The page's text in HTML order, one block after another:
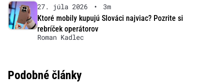
27. júla 2026 •
3m
Ktoré mobily kupujú Slováci najviac? Pozrite si
rebríček operátorov
Roman Kadlec
Podobné články